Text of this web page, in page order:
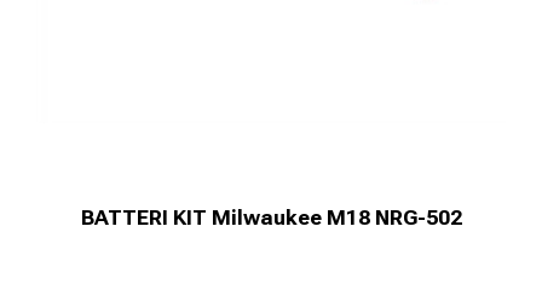
BATTERI KIT Milwaukee M18 NRG-502